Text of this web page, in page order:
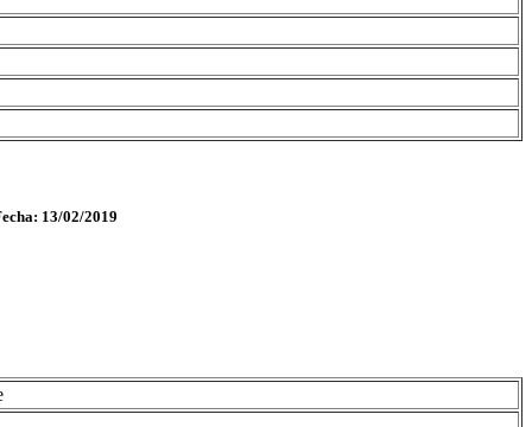
13/02/2019